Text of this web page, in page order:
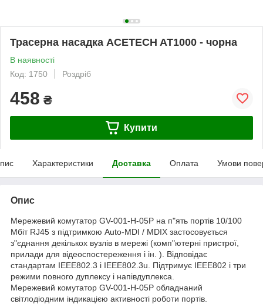
Трасерна насадка ACETECH AT1000 - чорна
В наявності
Код: 1750
Роздріб
458 ₴
Купити
Характеристики Доставка Оплата Умови
Опис
Мережевий комутатор GV-001-H-05P на п"ять портів 10/100
Мбіт RJ45 з підтримкою Auto-MDI / MDIX застосовується
з"єднання декількох вузлів в мережі (комп"ютерні пристрої,
прилади для відеоспостереження і ін. ). Відповідає
стандартам IEEE802.3 і IEEE802.3u. Підтримує IEEE802 і три
режими повного дуплексу і напівдуплекса.
Мережевий комутатор GV-001-H-05P обладнаний
світлодіодним індикацією активності роботи портів.